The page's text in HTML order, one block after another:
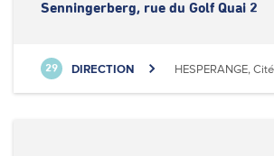
Senningerberg, rue du Golf Quai 2
29 DIRECTION HESPERANGE,